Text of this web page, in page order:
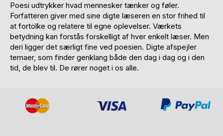
Poesi udtrykker hvad mennesker tænker og føler.
Forfatteren giver med sine digte læseren en stor frihed til
at fortolke og relatere til egne oplevelser. Værkets
betydning kan forstås forskelligt af hver enkelt læser. Men
deri ligger det særligt fine ved poesien. Digte afspejler
temaer, som finder genklang både den dag i dag og i den
tid, de blev til. De rører noget i os alle.